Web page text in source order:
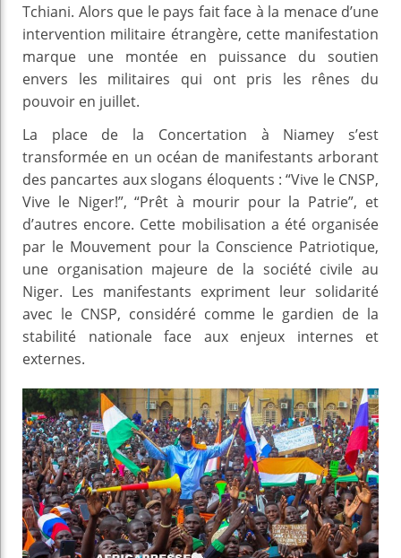
Tchiani. Alors que le pays fait face à la menace d’une
intervention militaire étrangère, cette manifestation
marque une montée en puissance du soutien
envers les militaires qui ont pris les rênes du
pouvoir en juillet.
La place de la Concertation à Niamey s’est
transformée en un océan de manifestants arborant
des pancartes aux slogans éloquents : “Vive le CNSP,
Vive le Niger!”, “Prêt à mourir pour la Patrie”, et
d’autres encore. Cette mobilisation a été organisée
par le Mouvement pour la Conscience Patriotique,
une organisation majeure de la société civile au
Niger. Les manifestants expriment leur solidarité
avec le CNSP, considéré comme le gardien de la
stabilité nationale face aux enjeux internes et
externes.